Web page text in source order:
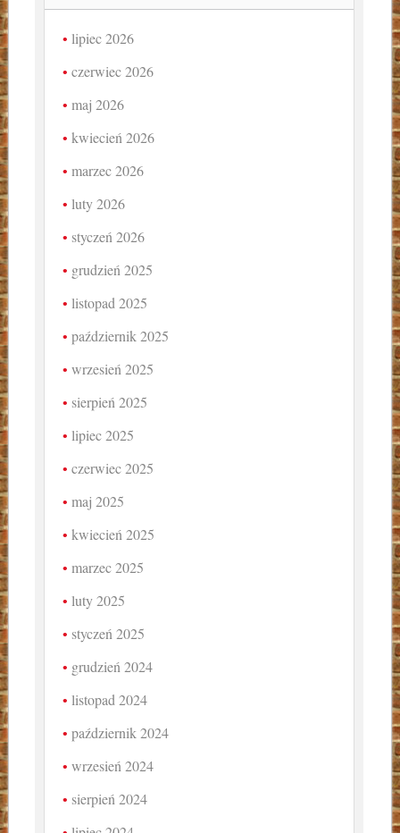
lipiec 2026
czerwiec 2026
maj 2026
kwiecień 2026
marzec 2026
luty 2026
styczeń 2026
grudzień 2025
listopad 2025
październik 2025
wrzesień 2025
sierpień 2025
lipiec 2025
czerwiec 2025
maj 2025
kwiecień 2025
marzec 2025
luty 2025
styczeń 2025
grudzień 2024
listopad 2024
październik 2024
wrzesień 2024
sierpień 2024